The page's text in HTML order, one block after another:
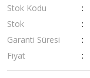
Stok Kodu
Stok
Garanti Süresi
Fiyat